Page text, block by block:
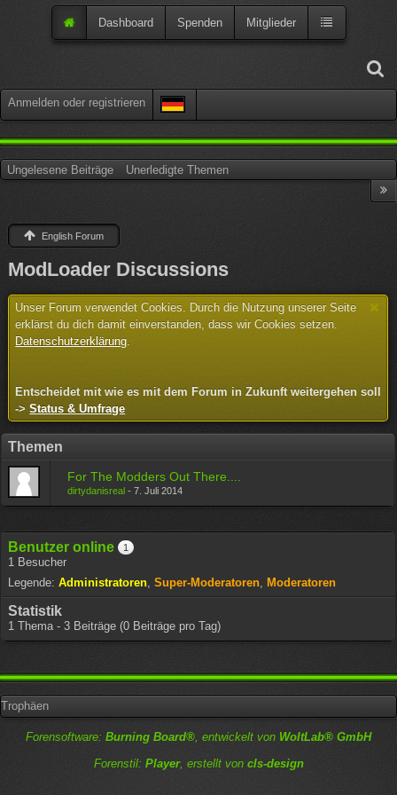
Anmelden oder registrieren
Dashboard Spenden Mitglieder
Ungelesene Beiträge Unerledigte Themen
English Forum
ModLoader Discussions
Unser Forum verwendet Cookies. Durch die Nutzung unserer Seite
erklärst du dich damit einverstanden, dass wir Cookies setzen.
Datenschutzerklärung.
Entscheidet mit wie es mit dem Forum in Zukunft weitergehen soll
->Status & Umfrage
Themen
For The Modders Out There....
dirtydanisreal -7. Juli 2014
Benutzer online 1
1 Besucher
Legende: Administratoren Super-Moderatoren Moderatoren
Statistik
1 Thema - 3 Beiträge (0 Beiträge pro Tag)
Trophäen
Forensoftware: Burning Board®, entwickelt von WoltLab® GmbH
Forenstil: Player, erstellt von cls-design